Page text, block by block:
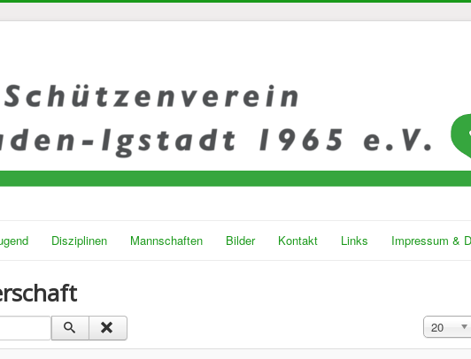
Disziplinen Mannschaften Bilder Kontakt Links Impressum &
Anzeige
20